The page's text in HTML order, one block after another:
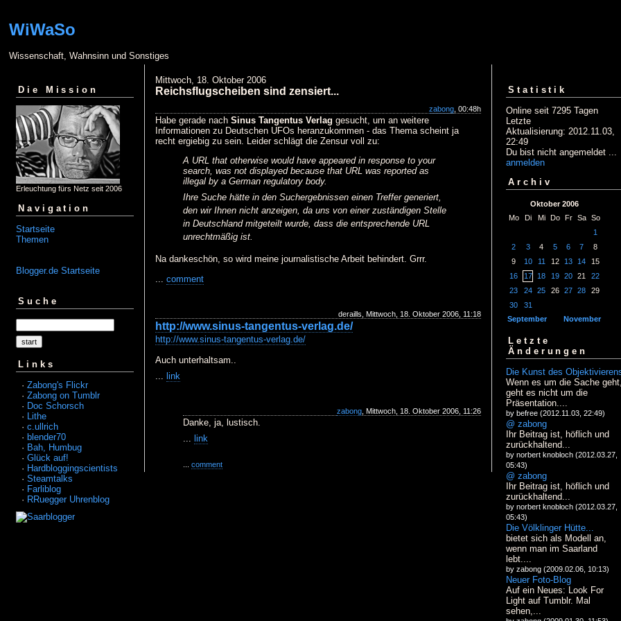
WiWaSo
Wissenschaft, Wahnsinn und Sonstiges
Die Mission
Erleuchtung fürs Netz seit 2006
Navigation
Startseite
Themen
Blogger.de Startseite
Suche
Links
· Zabong's Flickr
· Zabong on Tumblr
· Doc Schorsch
· Lithe
· c.ullrich
· blender70
· Bah, Humbug
· Glück auf!
· Hardbloggingscientists
· Steamtalks
· Farliblog
· RRuegger Uhrenblog
Mittwoch, 18. Oktober 2006
Reichsflugscheiben sind zensiert...
zabong , 00:48h
Habe gerade nach Sinus Tangentus Verlag gesucht, um an weitere
Informationen zu Deutschen UFOs heranzukommen - das Thema scheint ja
recht ergiebig zu sein. Leider schlägt die Zensur voll zu:
A URL that otherwise would have appeared in response to your
search, was not displayed because that URL was reported as
illegal by a German regulatory body.
Ihre Suche hätte in den Suchergebnissen einen Treffer generiert,
den wir Ihnen nicht anzeigen, da uns von einer zuständigen Stelle
in Deutschland mitgeteilt wurde, dass die entsprechende URL
unrechtmäßig ist.
Na dankeschön, so wird meine journalistische Arbeit behindert. Grrr.
... comment
deraills, Mittwoch, 18. Oktober 2006, 11:18
http://www.sinus-tangentus-verlag.de/
http://www.sinus-tangentus-verlag.de/
Auch unterhaltsam..
... link
zabong , Mittwoch, 18. Oktober 2006, 11:26
Danke, ja, lustisch.
... link
comment
Statistik
Online seit 7295 Tagen
Letzte
Aktualisierung: 2012.11.03,
22:49
Du bist nicht angemeldet ...
anmelden
Archiv
Oktober 2006
Mo
Di Mi Do Fr Sa
So
1
2
3 4 5 6 7
8
9
10 11 12 13 14
15
16
17 18 19 20 21
22
23
24 25 26 27 28
29
30
31
September
November
Letzte
Änderungen
Die Kunst des
Wenn es um die Sache
geht es nicht um die
Präsentation....
by befree (2012.11.03, 22:49)
@ zabong
Ihr Beitrag ist, höflich und
zurückhaltend...
by norbert knobloch (2012.03.27,
05:43)
@ zabong
Ihr Beitrag ist, höflich und
zurückhaltend...
by norbert knobloch (2012.03.27,
05:43)
Die Völklinger Hütte...
bietet sich als Modell an,
wenn man im Saarland
lebt....
by zabong (2009.02.06, 10:13)
Neuer Foto-Blog
Auf ein Neues: Look For
Light auf Tumblr. Mal
sehen,...